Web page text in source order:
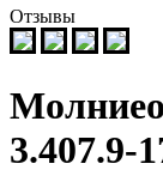
Отзывы
3.407.9-